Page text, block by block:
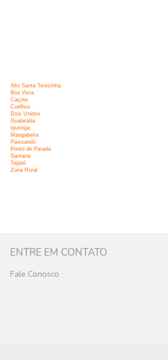
Alto Santa Terezinha
Boa Vista
Caçote
Coelhos
Dois Unidos
Guabiraba
Iputinga
Mangabeira
Paissandu
Ponto de Parada
Santana
Tejipió
Zona Rural
ENTRE EM CONTATO
Fale Conosco